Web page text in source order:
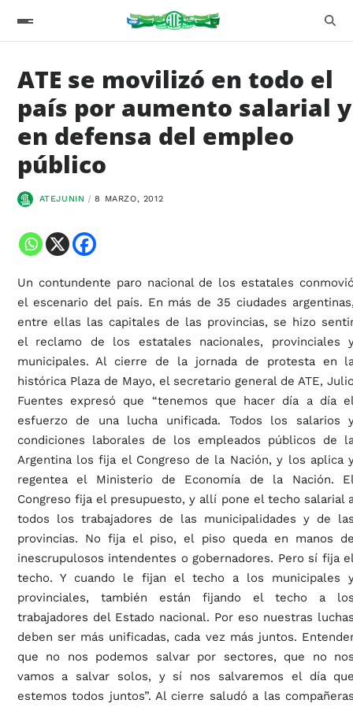
ATE se movilizó en todo el
país por aumento salarial y
en defensa del empleo
público
ATEJUNIN 8 MARZO, 2012
Un contundente paro nacional de los estatales
el escenario del país. En más de 35 ciudades
entre ellas las capitales de las provincias, se hizo
el reclamo de los estatales nacionales, provinciales
municipales. Al cierre de la jornada de protesta en
histórica Plaza de Mayo, el secretario general de ATE,
Fuentes expresó que “tenemos que hacer día a día
esfuerzo de una lucha unificada. Todos los salarios
condiciones laborales de los empleados públicos de
Argentina los fija el Congreso de la Nación, y los aplica
regentea el Ministerio de Economía de la Nación.
Congreso fija el presupuesto, y allí pone el techo salarial
todos los trabajadores de las municipalidades y de
provincias. No fija el piso, el piso queda en manos
inescrupulosos intendentes o gobernadores. Pero sí fija
techo. Y cuando le fijan el techo a los municipales
provinciales, también están fijando el techo a
trabajadores del Estado nacional. Por eso nuestras
deben ser más unificadas, cada vez más juntos.
que no nos podemos salvar por sectores, que no
vamos a salvar solos, y sí nos salvaremos el día
estemos todos juntos”. Al cierre saludó a las